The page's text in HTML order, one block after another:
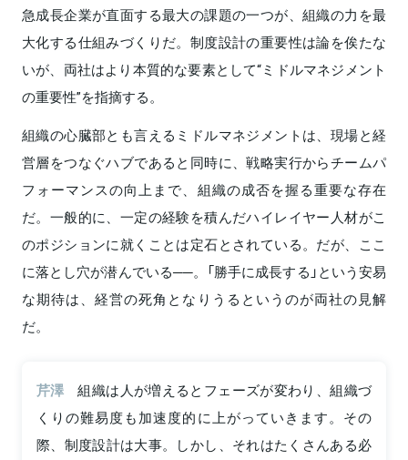
急成長企業が直面する最大の課題の一つが、組織の力を最
大化する仕組みづくりだ。制度設計の重要性は論を俟たな
いが、両社はより本質的な要素として“ミドルマネジメント
の重要性”を指摘する。
組織の心臓部とも言えるミドルマネジメントは、現場と経
営層をつなぐハブであると同時に、戦略実行からチームパ
フォーマンスの向上まで、組織の成否を握る重要な存在
だ。一般的に、一定の経験を積んだハイレイヤー人材がこ
のポジションに就くことは定石とされている。だが、ここ
に落とし穴が潜んでいる──。「勝手に成長する」という安易
な期待は、経営の死角となりうるというのが両社の見解
だ。
芹澤
組織は人が増えるとフェーズが変わり、組織づ
くりの難易度も加速度的に上がっていきます。その
際、制度設計は大事。しかし、それはたくさんある必